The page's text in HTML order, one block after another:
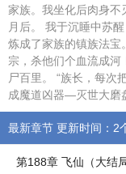
家族。我坐化后肉身不
月后。 我于沉睡中苏
炼成了家族的镇族法宝
宗，杀他们个血流成河
尸百里。 “族长，每次
成魔道凶器—灭世大磨
最新章节 更新时间：2
第188章 飞仙（大结局